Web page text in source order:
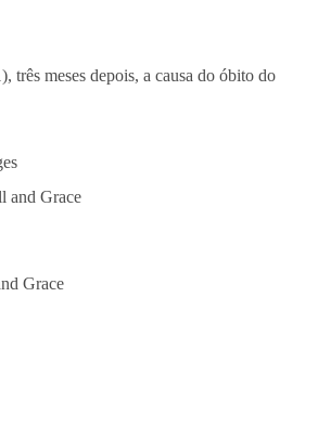
três meses depois, a causa do óbito do
Grace